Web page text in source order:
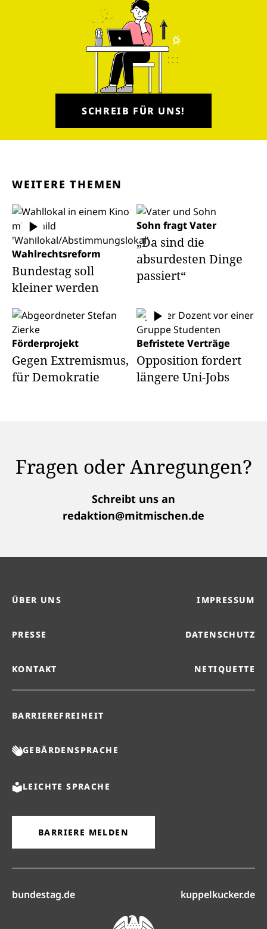
SCHREIB FÜR UNS!
WEITERE THEMEN
Wahlrechtsreform
Bundestag soll
kleiner werden
Sohn fragt Vater
„Da sind die
absurdesten Dinge
passiert“
Förderprojekt
Gegen Extremismus,
für Demokratie
Befristete Verträge
Opposition fordert
längere Uni-Jobs
Fragen oder Anregungen?
Schreibt uns an
redaktion@mitmischen.de
ÜBER UNS IMPRESSUM
PRESSE DATENSCHUTZ
KONTAKT NETIQUETTE
BARRIEREFREIHEIT
GEBÄRDENSPRACHE
LEICHTE SPRACHE
BARRIERE MELDEN
bundestag.de(öffnet in neuem Reiter)kuppelkucker.de